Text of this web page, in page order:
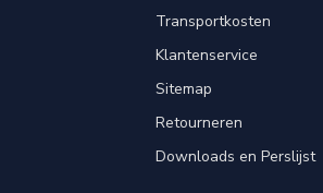
Transportkosten
Klantenservice
Sitemap
Retourneren
Downloads en Perslijst